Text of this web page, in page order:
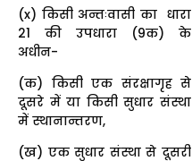
(x) किसी अन्तःवासी का धारा
21 की उपधारा (9क) के
अधीन-
(क) किसी एक संरक्षागृह से
दूसरे में या किसी सुधार संस्था
में स्थानान्तरण,
(ख) एक सुधार संस्था से दूसरी